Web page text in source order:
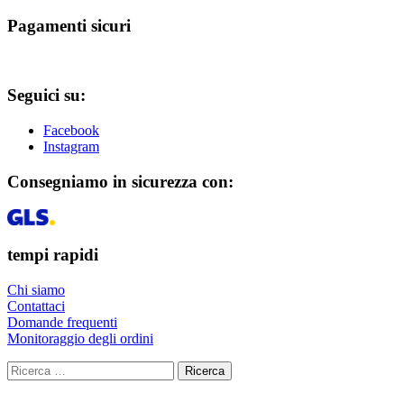
Pagamenti sicuri
Seguici su:
Facebook
Instagram
Consegniamo in sicurezza con:
tempi rapidi
Chi siamo
Contattaci
Domande frequenti
Monitoraggio degli ordini
Ricerca